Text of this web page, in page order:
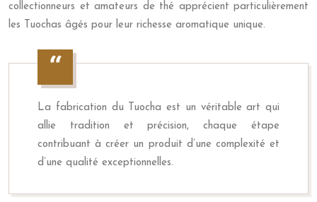
collectionneurs et amateurs de thé apprécient particulièrement
les Tuochas âgés pour leur richesse aromatique unique.
La fabrication du Tuocha est un véritable art qui
allie tradition et précision, chaque étape
contribuant à créer un produit d’une complexité et
d’une qualité exceptionnelles.